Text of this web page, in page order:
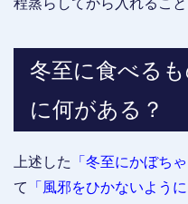
程蒸らしてから入れること
冬至に食べる
に何がある？
上述した 「冬至にかぼちゃ
て
「風邪をひかないように